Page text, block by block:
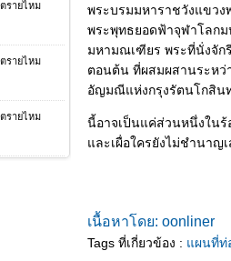
พระบรมมหาราชวังแขวง
พระพุทธยอดฟ้าจุฬาโลกม
มหามณเฑียร พระที่นั่งจัก
ตอนต้น ที่ผสมผสานระหว่
อัญมณีแห่งกรุงรัตนโกสินท
นี้อาจเป็นแค่ส่วนหนึ่งในร้
ละเผื่อใครยังไม่ชำนาญเ
เนื้อหาโดย: oonliner
Tags ที่เกี่ยวข้อง : ผนที่ท่อ